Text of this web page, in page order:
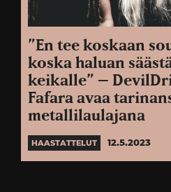
”En tee koskaan
koska haluan
keikalle” –
Fafara avaa
metallilaulajana
HAASTATTELUT 12.5.2023